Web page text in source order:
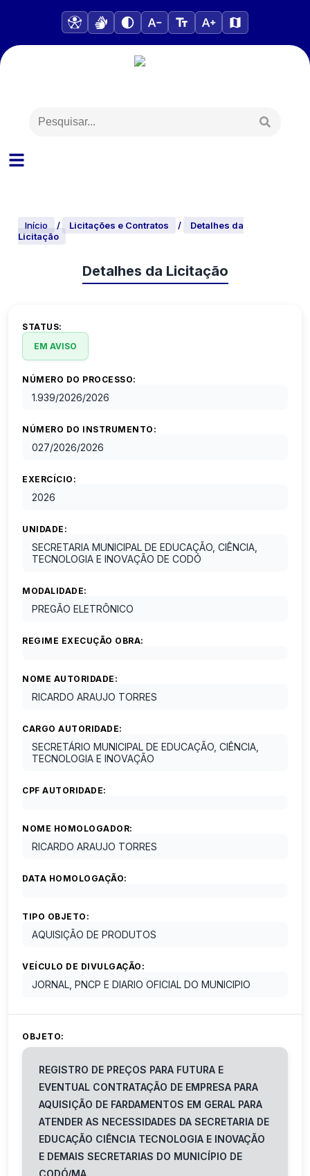
Início / Licitações e Contratos /
Detalhes da
Licitação
Detalhes da Licitação
STATUS:
EM AVISO
NÚMERO DO PROCESSO:
1.939/2026/2026
NÚMERO DO INSTRUMENTO:
027/2026/2026
EXERCÍCIO:
2026
UNIDADE:
SECRETARIA MUNICIPAL DE EDUCAÇÃO, CIÊNCIA,
TECNOLOGIA E INOVAÇÃO DE CODÓ
MODALIDADE:
PREGÃO ELETRÔNICO
REGIME EXECUÇÃO OBRA:
NOME AUTORIDADE:
RICARDO ARAUJO TORRES
CARGO AUTORIDADE:
SECRETÁRIO MUNICIPAL DE EDUCAÇÃO, CIÊNCIA,
TECNOLOGIA E INOVAÇÃO
CPF AUTORIDADE:
NOME HOMOLOGADOR:
RICARDO ARAUJO TORRES
DATA HOMOLOGAÇÃO:
TIPO OBJETO:
AQUISIÇÃO DE PRODUTOS
VEÍCULO DE DIVULGAÇÃO:
JORNAL, PNCP E DIARIO OFICIAL DO MUNICIPIO
OBJETO:
REGISTRO DE PREÇOS PARA FUTURA E
EVENTUAL CONTRATAÇÃO DE EMPRESA PARA
AQUISIÇÃO DE FARDAMENTOS EM GERAL PARA
ATENDER AS NECESSIDADES DA SECRETARIA DE
EDUCAÇÃO CIÊNCIA TECNOLOGIA E INOVAÇÃO
E DEMAIS SECRETARIAS DO MUNICÍPIO DE